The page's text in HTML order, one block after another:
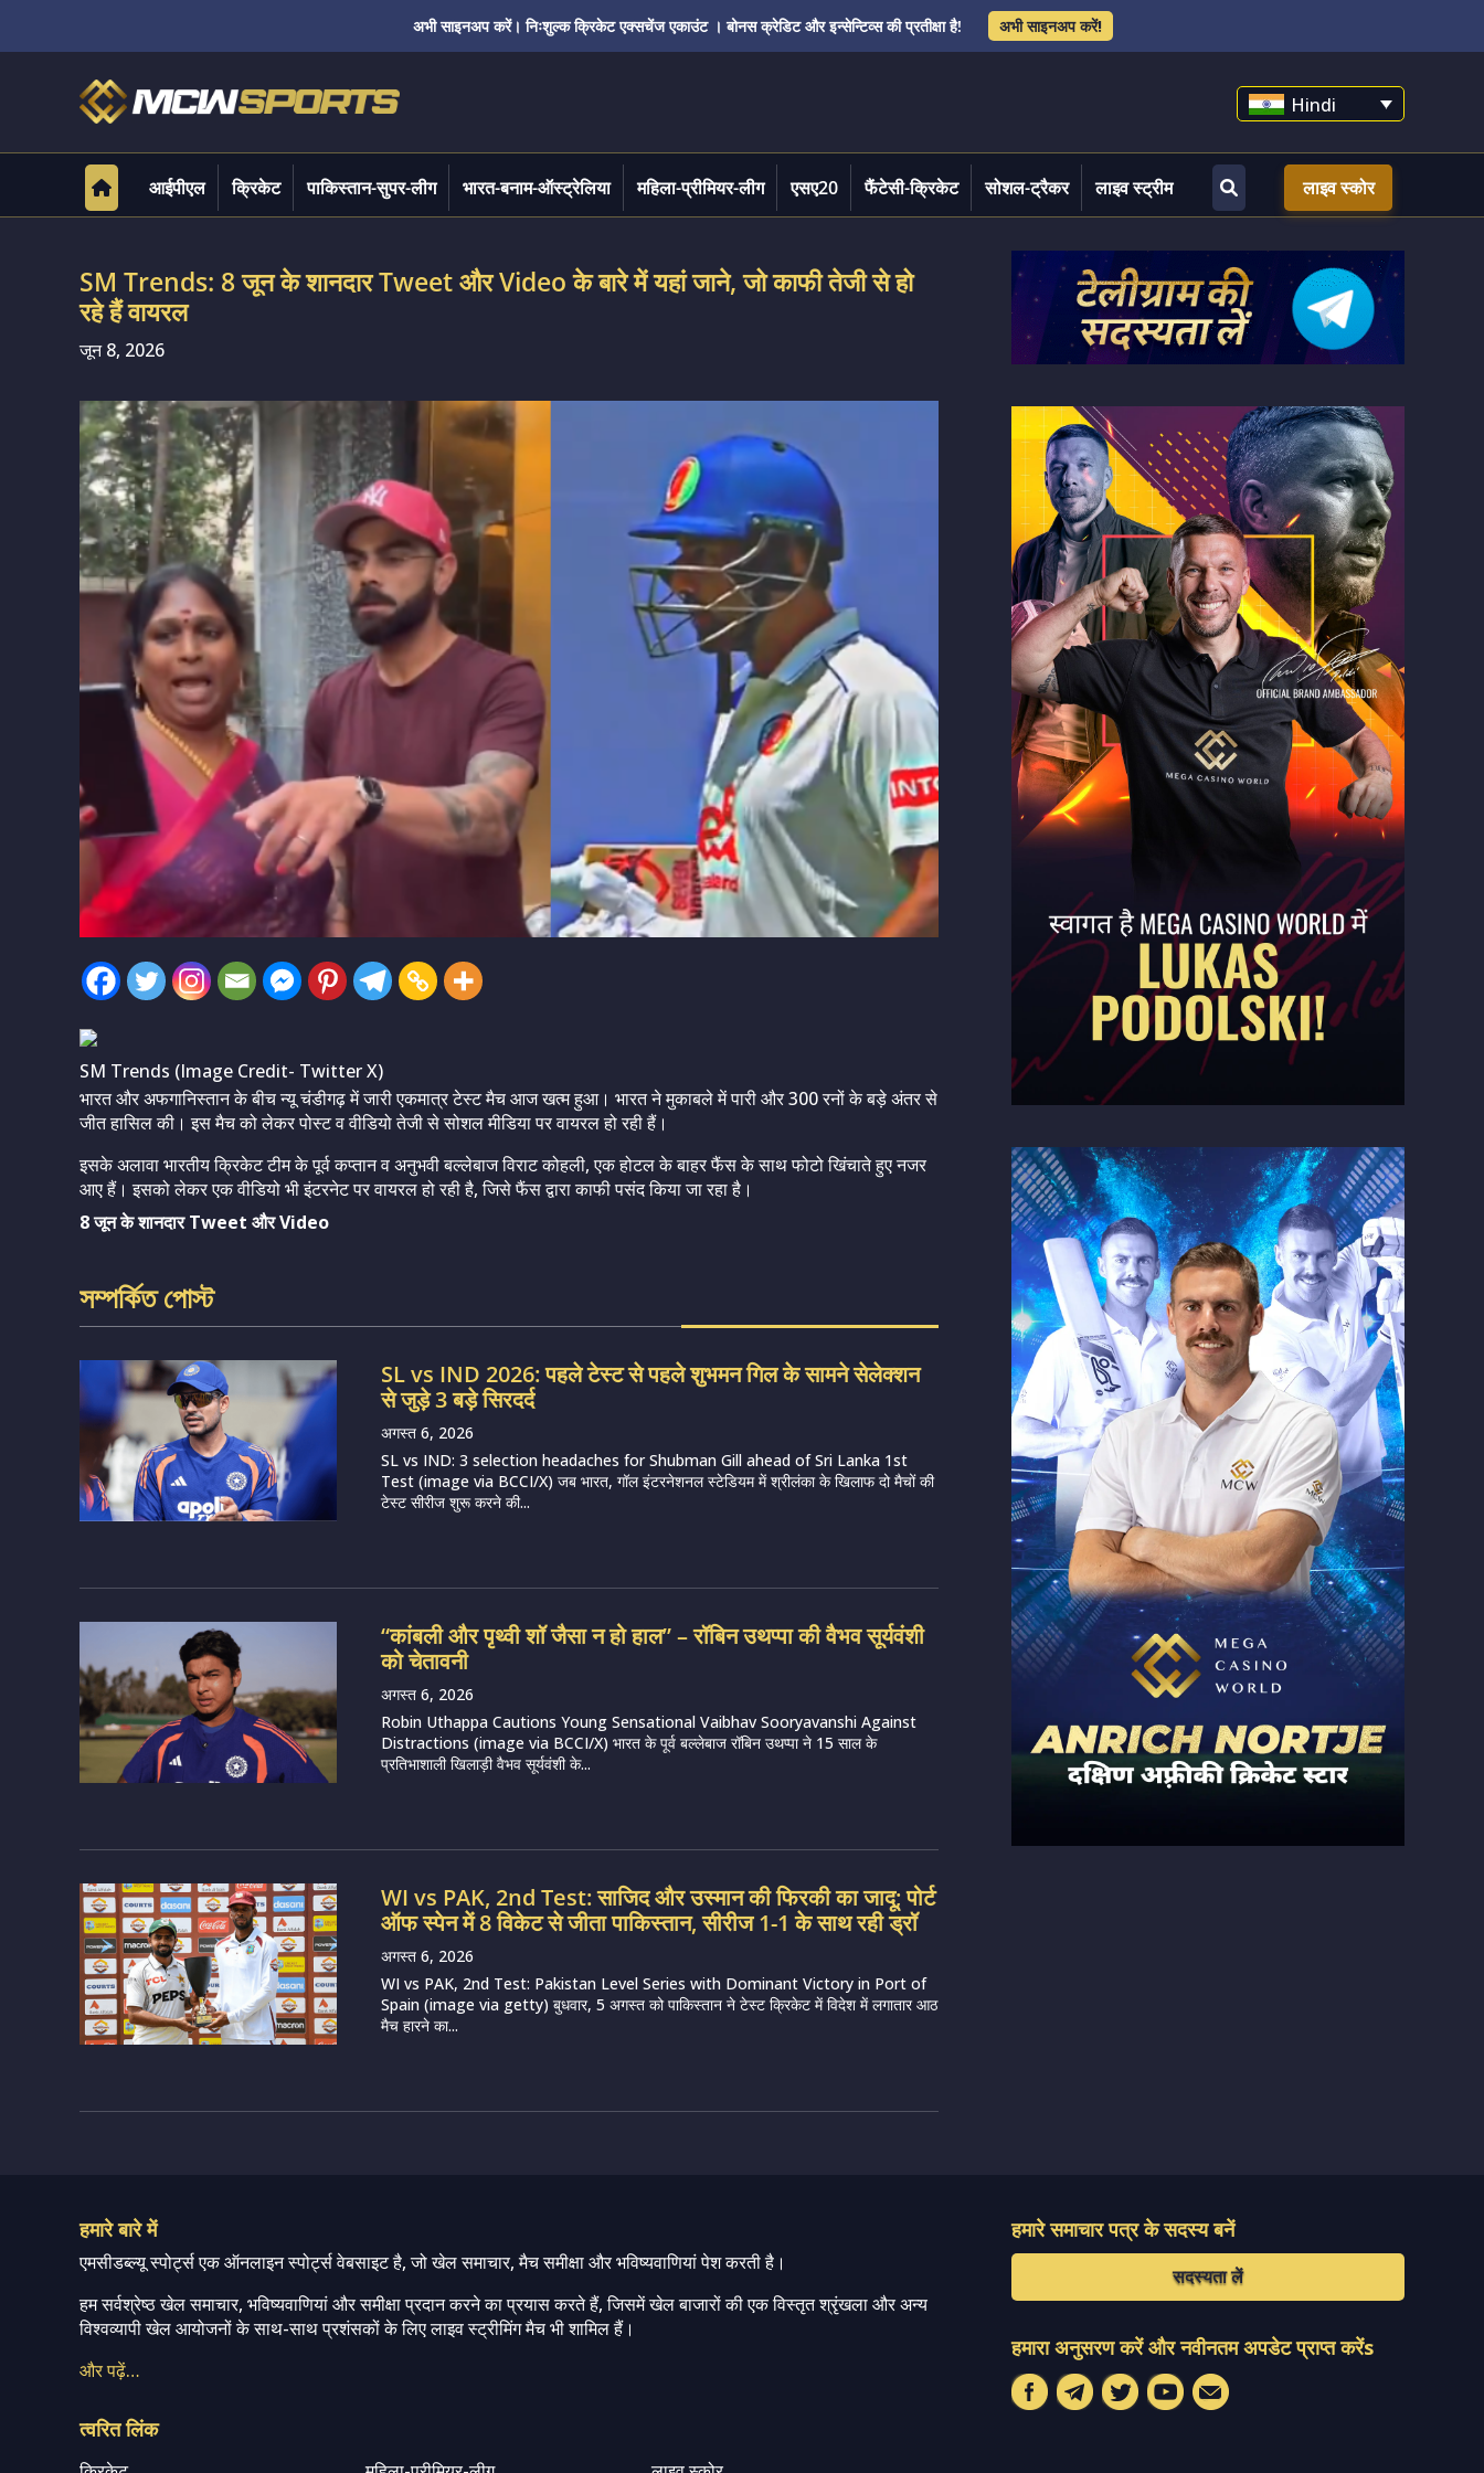
अभी साइनअप करें। निःशुल्क क्रिकेट एक्सचेंज एकाउंट । बोनस क्रेडिट और इन्सेन्टिव्स की प्रतीक्षा है! अभी साइनअप करें!
Hindi
आईपीएल क्रिकेट पाकिस्तान-सुपर-लीग भारत-बनाम-ऑस्ट्रेलिया महिला-प्रीमियर-लीग एसए20 फैंटेसी-क्रिकेट सोशल-ट्रैकर लाइव स्ट्रीम लाइव स्कोर
SM Trends: 8 जून के शानदार Tweet और Video के बारे में यहां जाने, जो काफी तेजी से हो
रहे हैं वायरल
जून 8, 2026
SM Trends (Image Credit- Twitter X)
भारत और अफगानिस्तान के बीच न्यू चंडीगढ़ में जारी एकमात्र टेस्ट मैच आज खत्म हुआ। भारत ने मुकाबले में पारी और 300 रनों के बड़े अंतर से
जीत हासिल की। इस मैच को लेकर पोस्ट व वीडियो तेजी से सोशल मीडिया पर वायरल हो रही हैं।
इसके अलावा भारतीय क्रिकेट टीम के पूर्व कप्तान व अनुभवी बल्लेबाज विराट कोहली, एक होटल के बाहर फैंस के साथ फोटो खिंचाते हुए नजर
आए हैं। इसको लेकर एक वीडियो भी इंटरनेट पर वायरल हो रही है, जिसे फैंस द्वारा काफी पसंद किया जा रहा है।
8 जून के शानदार Tweet और Video
সম্পর্কিত পোস্ট
SL vs IND 2026: पहले टेस्ट से पहले शुभमन गिल के सामने सेलेक्शन
से जुड़े 3 बड़े सिरदर्द
अगस्त 6, 2026
SL vs IND: 3 selection headaches for Shubman Gill ahead of Sri Lanka 1st
Test (image via BCCI/X) जब भारत, गॉल इंटरनेशनल स्टेडियम में श्रीलंका के खिलाफ दो मैचों की
टेस्ट सीरीज शुरू करने की...
“कांबली और पृथ्वी शॉ जैसा न हो हाल” – रॉबिन उथप्पा की वैभव सूर्यवंशी
को चेतावनी
अगस्त 6, 2026
Robin Uthappa Cautions Young Sensational Vaibhav Sooryavanshi Against
Distractions (image via BCCI/X) भारत के पूर्व बल्लेबाज रॉबिन उथप्पा ने 15 साल के
प्रतिभाशाली खिलाड़ी वैभव सूर्यवंशी के...
WI vs PAK, 2nd Test: साजिद और उस्मान की फिरकी का जादू; पोर्ट
ऑफ स्पेन में 8 विकेट से जीता पाकिस्तान, सीरीज 1-1 के साथ रही ड्रॉ
अगस्त 6, 2026
WI vs PAK, 2nd Test: Pakistan Level Series with Dominant Victory in Port of
Spain (image via getty) बुधवार, 5 अगस्त को पाकिस्तान ने टेस्ट क्रिकेट में विदेश में लगातार आठ
मैच हारने का...
हमारे बारे में
एमसीडब्ल्यू स्पोर्ट्स एक ऑनलाइन स्पोर्ट्स वेबसाइट है, जो खेल समाचार, मैच समीक्षा और भविष्यवाणियां पेश करती है।
हम सर्वश्रेष्ठ खेल समाचार, भविष्यवाणियां और समीक्षा प्रदान करने का प्रयास करते हैं, जिसमें खेल बाजारों की एक विस्तृत श्रृंखला और अन्य
विश्वव्यापी खेल आयोजनों के साथ-साथ प्रशंसकों के लिए लाइव स्ट्रीमिंग मैच भी शामिल हैं।
और पढ़ें…
त्वरित लिंक
हमारे समाचार पत्र के सदस्य बनें
सदस्यता लें
हमारा अनुसरण करें और नवीनतम अपडेट प्राप्त करेंs